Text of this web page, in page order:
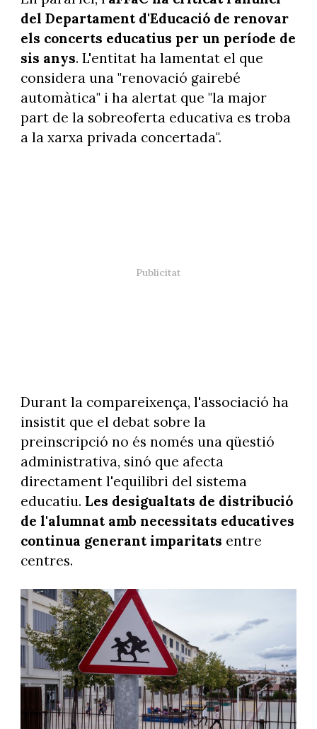
del Departament d'Educació de renovar
els concerts educatius per un període de
sis anys. L'entitat ha lamentat el que
considera una "renovació gairebé
automàtica" i ha alertat que "la major
part de la sobreoferta educativa es troba
a la xarxa privada concertada".
Durant la compareixença, l'associació ha
insistit que el debat sobre la
preinscripció no és només una qüestió
administrativa, sinó que afecta
directament l'equilibri del sistema
educatiu. Les desigualtats de distribució
de l'alumnat amb necessitats educatives
continua generant imparitats entre
centres.